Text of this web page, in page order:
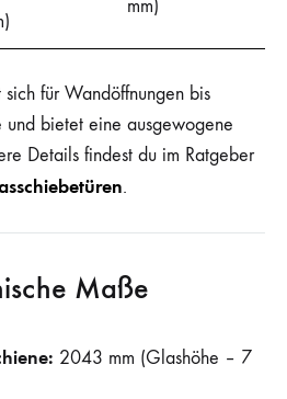
mm)
sich für Wandöffnungen bis
bietet eine ausgewogene
Details findest du im Ratgeber
.
Maße
2043 mm (Glashöhe – 7